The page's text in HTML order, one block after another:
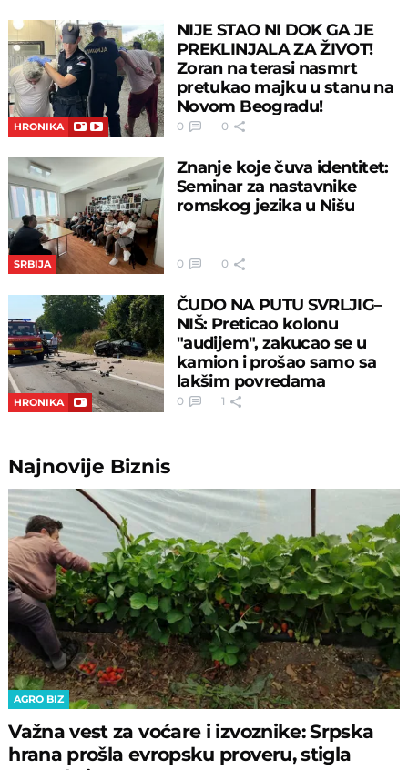
HRONIKA
NIJE STAO NI DOK GA JE
PREKLINJALA ZA ŽIVOT!
Zoran na terasi nasmrt
pretukao majku u stanu na
Novom Beogradu!
0 0
SRBIJA
Znanje koje čuva identitet:
Seminar za nastavnike
romskog jezika u Nišu
0 0
HRONIKA
ČUDO NA PUTU SVRLJIG–
NIŠ: Preticao kolonu
"audijem", zakucao se u
kamion i prošao samo sa
lakšim povredama
0 1
Najnovije Biznis
AGRO BIZ
Važna vest za voćare i izvoznike: Srpska
hrana prošla evropsku proveru, stigla